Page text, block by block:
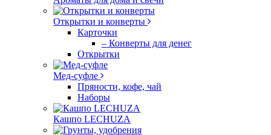
Открытки и конверты
Карточки
– Конверты для денег
Открытки
Мед-суфле
Пряности, кофе, чай
Наборы
Кашпо LECHUZA